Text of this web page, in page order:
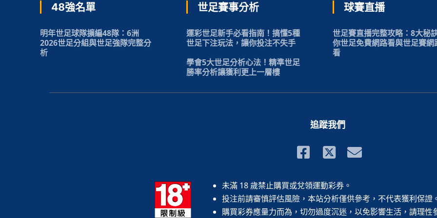
48強名單
明年世足球隊擴編48隊：6洲
2026世足分組與世足強隊完整分
析
世足賽事分析
運彩世足新手必看指南！搞懂5種
世足下注玩法，讓你投注不失手
學會5大世足分析心法！精準世足
勝率分析讓獲利更上一層樓
球賽直播
世足賽直播完整攻略：8大秘
你世足免費網路看與世足賽網
看
追蹤我們
未滿 18 歲禁止購買或兌領運動彩券。
投注前請審慎評估風險，本站分析僅供參考，不代表獲利保證
購買彩券應量力而為，切勿過度沉迷，以免影響生活，請理性